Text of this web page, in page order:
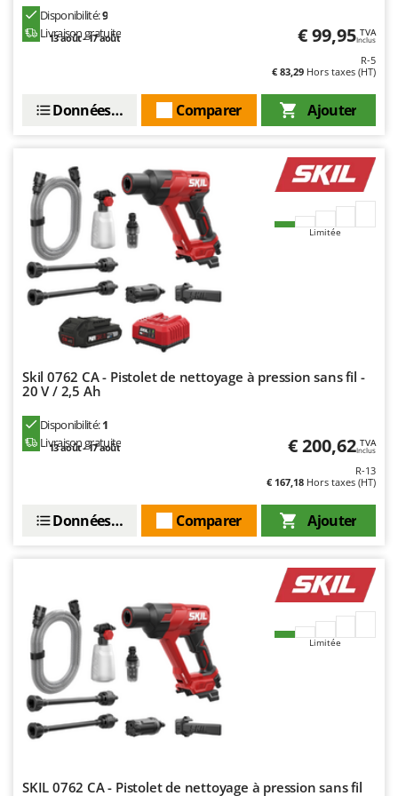
Master
Mastercook
MCH
Mille
Minox
Mockmill
More than chef
MOSA
MOVA
Mowox
N
Nilfisk
Novital
Officine Savioli
Oliviero
Olix
OMA
Omas
Ooni
Disponibilité:9
Livraison gratuite
13 août - 17 août € 99,95 TVA
Inclus
R-5
€ 83,29 Hors taxes (HT)
Ajouter
Comparer
Données techniques
Limitée
Skil 0762 CA - Pistolet de nettoyage à pression sans fil -
20 V / 2,5 Ah
Disponibilité:1
Livraison gratuite
13 août - 17 août € 200,62 TVA
Inclus
R-13
€ 167,18 Hors taxes (HT)
Ajouter
Comparer
Données techniques
Limitée
SKIL 0762 CA - Pistolet de nettoyage à pression sans fil